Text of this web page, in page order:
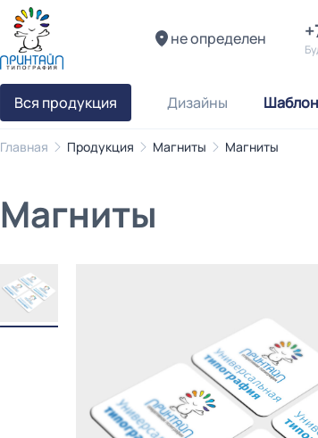
не определен
Вся продукция Дизайны
Главная Продукция Магниты Магниты
Магниты